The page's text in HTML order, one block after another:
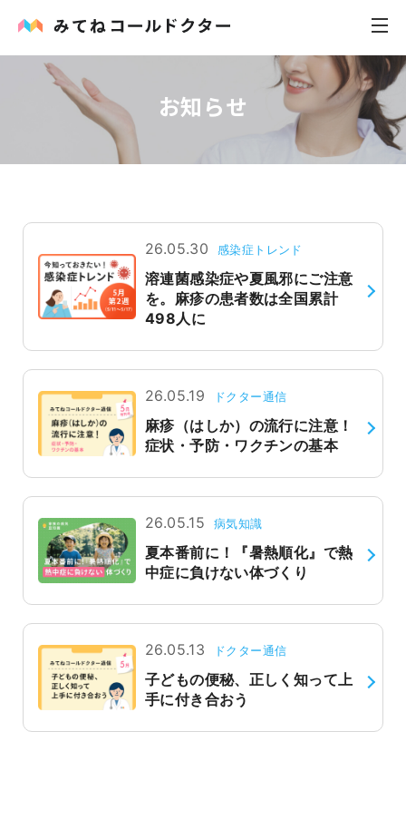
皮膚科
感染症
お知らせ
よくあるご質問
お知らせ
26.05.30 感染症トレンド
溶連菌感染症や夏風邪にご注意
を。麻疹の患者数は全国累計
498人に
26.05.19 ドクター通信
麻疹（はしか）の流行に注意！
症状・予防・ワクチンの基本
26.05.15 病気知識
夏本番前に！『暑熱順化』で熱
中症に負けない体づくり
26.05.13 ドクター通信
子どもの便秘、正しく知って上
手に付き合おう